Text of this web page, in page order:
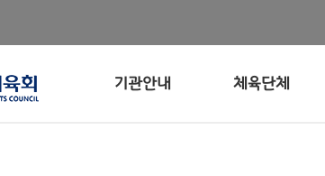
기관안내 체육단체